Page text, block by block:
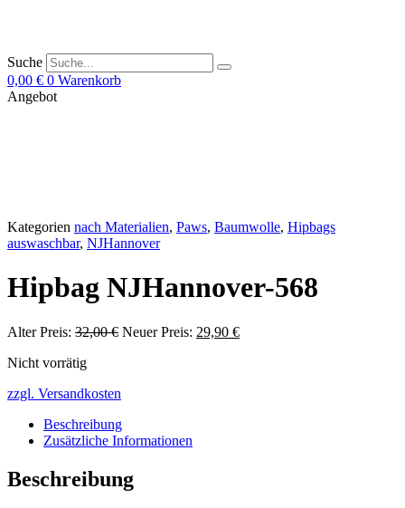
Suche
0,00 € 0 Warenkorb
Angebot
Kategorien nach Materialien, Paws, Baumwolle, Hipbags
auswaschbar, NJHannover
Hipbag NJHannover-568
Alter Preis: 32,00€ Ursprünglicher
Neuer Preis: 29,90 €
Nicht vorrätig
zzgl. Versandkosten
Beschreibung
Zusätzliche Informationen
Beschreibung